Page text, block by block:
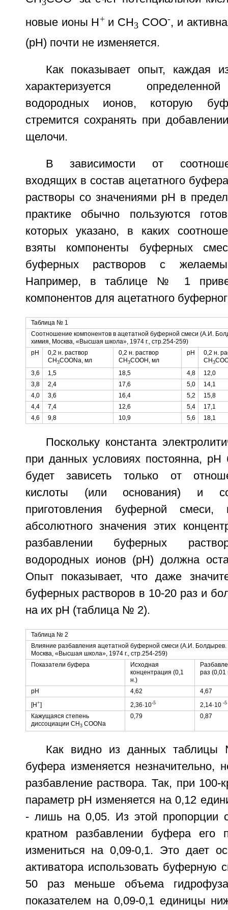
3
новые ионы H +и CH 3 COO-, и
(pH) почти не изменяется.
Как показывает опыт, каждая
характеризуется
водородных ионов, которую
стремится сохранять при
щелочи.
В зависимости от
входящих в состав ацетатного
растворы со значениями pH в
практике обычно пользуются
которых указано, в каких
взяты компоненты буферных
буферных растворов с
Например, в таблице № 1
компонентов для ацетатного
Таблица № 1
Соотношение компонентов в ацетатной буферной смеси (А.И.
химия, Москва, «Высшая школа», 1974 г., стр.254-259)
pH
0,2 н. раствор
CH3COONa, мл
0,2 н. раствор
СН3СООН, мл
pH
0,2 н.
CH3
3,6
1,5 18,5 4,8
12,0
3,8
2,4 17,6 5,0
14,1
4,0
3,6 16,4 5,2
15,8
4,4
7,4 12,6 5,4
17,1
4,6
9,8 10,9 5,6 18,1
Поскольку константа
при данных условиях постоянна, pH
будет зависеть только от
кислоты (или основания) и
приготовления буферной
абсолютного значения этих
разбавлении буферных
водородных ионов (pH) должна
Опыт показывает, что даже
буферных растворов в 10-20 раз и
на их pH (таблица № 2).
Таблица № 2
Влияние разбавления ацетатной буферной смеси (А.И. Болдырев.
Москва, «Высшая школа», 1974 г., стр.254-259)
Показатели буфера
Исходная
концентрация (0,1
н.)
раз (0,01
pH 4,62
4,67
[Н+] 2,36·10-5 2,14·10 -5
Кажущаяся степень
диссоциации CH3COONa
0,79 0,87
Как видно из данных
буфера изменяется незначительно,
разбавление раствора. Так, при 100-
параметр pH изменяется на 0,12
- лишь на 0,05. Из этой пропорции
кратном разбавлении буфера его
измениться на 0,09-0,1. Это дает
активатора использовать буферную
50 раз меньше объема
показателем на 0,09-0,1 единицы